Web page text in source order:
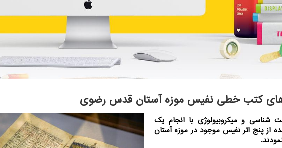
های کتب خطی نفیس موزه آستان قدس رضوی
شناسی و میکروبیولوژی با انجام یک
از پنج اثر نفیس موجود در موزه آستان